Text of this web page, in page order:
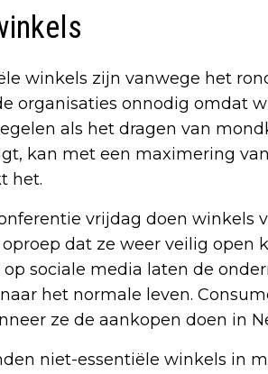
winkels zijn vanwege het
organisaties onnodig omdat
als het dragen van
kan met een maximering
het.
vrijdag doen winkels
dat ze weer veilig open
sociale media laten de
het normale leven.
ze de aankopen doen in
niet-essentiële winkels in